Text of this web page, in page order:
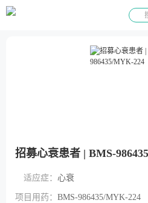
招募心衰患者 | BMS-
适应症： 心衰
项目用药： BMS-986435/MYK-224